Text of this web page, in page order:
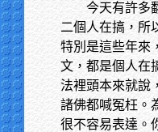
今天有許多
二個人在搞，所
特別是這些年來
文，都是個人在
法裡頭本來就說
諸佛都喊冤枉。
很不容易表達。